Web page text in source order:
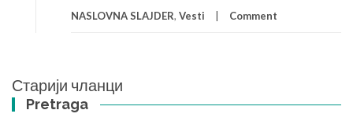
window)window)
NASLOVNA SLAJDER, Vesti Comment
Кретање
чланака
Старији чланци
Pretraga